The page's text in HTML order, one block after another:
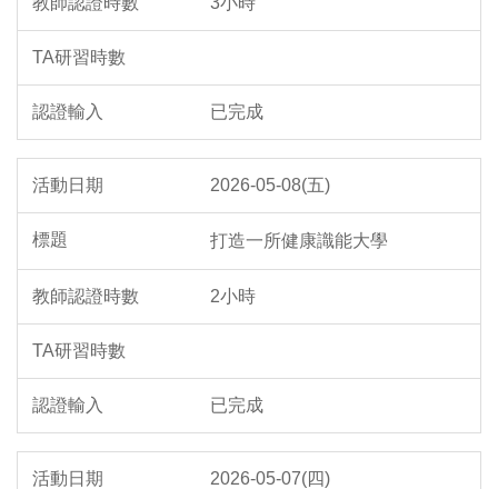
已完成
2026-05-08(五)
打造一所健康識能大學
2小時
已完成
2026-05-07(四)